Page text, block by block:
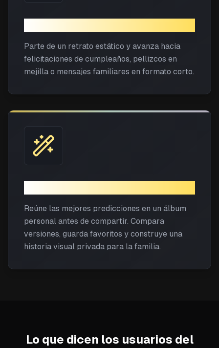
Parte de un retrato estático y avanza hacia
felicitaciones de cumpleaños, pellizcos en
mejilla o mensajes familiares en formato corto.
Reúne las mejores predicciones en un álbum
personal antes de compartir. Compara
versiones, guarda favoritos y construye una
historia visual privada para la familia.
Lo que dicen los usuarios del